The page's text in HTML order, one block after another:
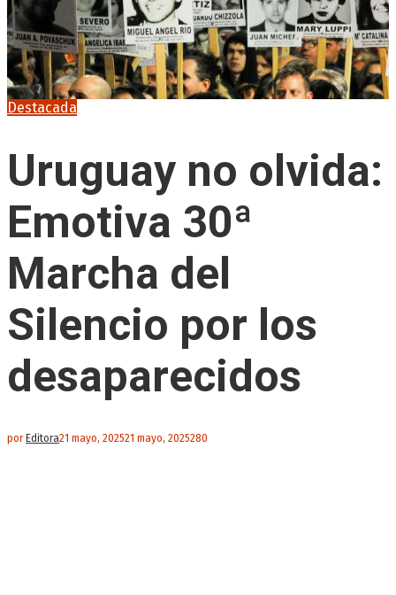
Destacada
Uruguay no olvida:
Emotiva 30ª
Marcha del
Silencio por los
desaparecidos
porEditora21 mayo, 202521 mayo, 2025280